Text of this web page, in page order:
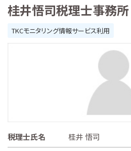
桂井悟司税理士事務所
TKCモニタリング情報サービス利用
税理士氏名
桂井 悟司